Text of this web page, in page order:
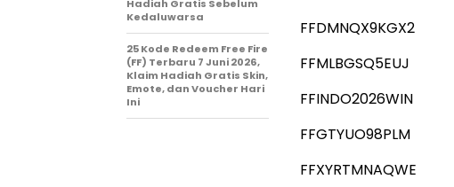
FFDMNQX9KGX2
FFMLBGSQ5EUJ
FFINDO2026WIN
FFGTYUO98PLM
FFXYRTMNAQWE
Hadiah Gratis Sebelum
Kedaluwarsa
25 Kode Redeem Free Fire
(FF) Terbaru 7 Juni 2026,
Klaim Hadiah Gratis Skin,
Emote, dan Voucher Hari
Ini